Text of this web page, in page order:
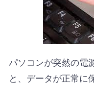
パソコンが突然の電
と、データが正常に